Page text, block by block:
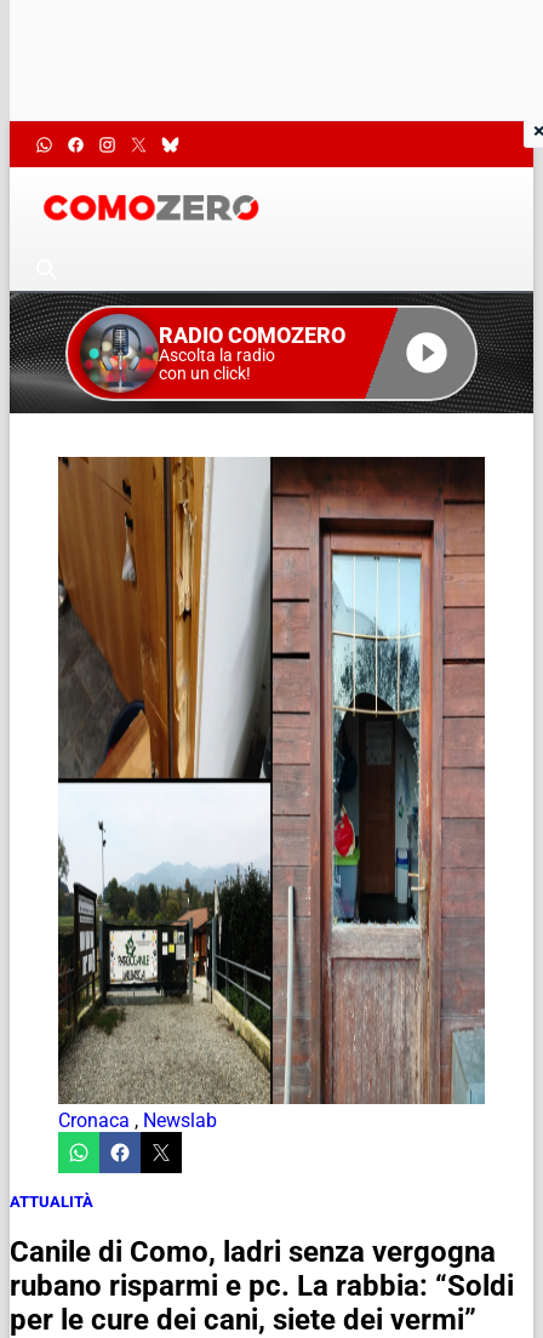
RADIO COMOZERO
Ascolta la radio
con un click!
Cronaca , Newslab
ATTUALITÀ
Canile di Como, ladri senza vergogna
rubano risparmi e pc. La rabbia: “Soldi
per le cure dei cani, siete dei vermi”